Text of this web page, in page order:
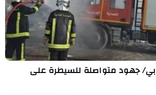
جهود متواصلة للسيطرة على